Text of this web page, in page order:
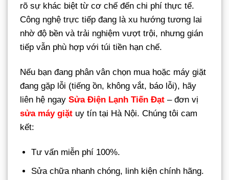
rõ sự khác biệt từ cơ chế đến chi phí thực tế.
Công nghệ trực tiếp đang là xu hướng tương lai
nhờ độ bền và trải nghiệm vượt trội, nhưng gián
tiếp vẫn phù hợp với túi tiền hạn chế.
Nếu bạn đang phân vân chọn mua hoặc máy giặt
đang gặp lỗi (tiếng ồn, không vắt, báo lỗi), hãy
liên hệ ngay Sửa Điện Lạnh Tiến Đạt – đơn vị
sửa máy giặt uy tín tại Hà Nội. Chúng tôi cam
kết:
Tư vấn miễn phí 100%.
Sửa chữa nhanh chóng, linh kiện chính hãng.